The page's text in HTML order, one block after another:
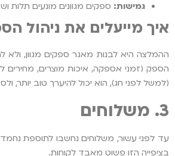
גמישות: ספקים מגוונים מונעים תלות
איך מייעלים את ניהול
ההמלצה היא לבנות מאגר ספקים מגוון,
(למשל לפני חג), הוא יכול להיערך טוב יותר,
3. משלוחים
עד לפני עשור, משלוחים נחשבו לתוספת
בציפייה הזו פשוט מאבד לקוחות.